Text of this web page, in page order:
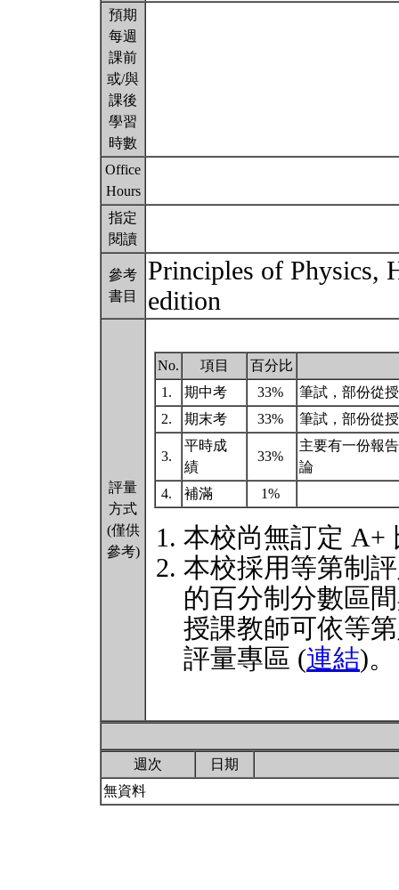
預期
每週
課前
或/與
課後
學習
時數
Office
Hours
指定
閱讀
參考
書目
Principles of Physics,
edition
評量
方式
(僅供
參考)
No. 項目
百分比
1.
期中考 33%
筆試，部份從
2.
期末考 33% 筆試，部份從
3.
平時成
績
33%
主要有一份報
論
4.
補滿 1%
本校尚無訂定 A+
本校採用等第制
的百分制分數區
授課教師可依等
評量專區 (連結)。
週次
日期
無資料